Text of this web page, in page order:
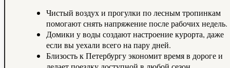
Чистый воздух и прогулки по лесным тропинкам
помогают снять напряжение после рабочих недель.
Домики у воды создают настроение курорта, даже
если вы уехали всего на пару дней.
Близость к Петербургу экономит время в дороге и